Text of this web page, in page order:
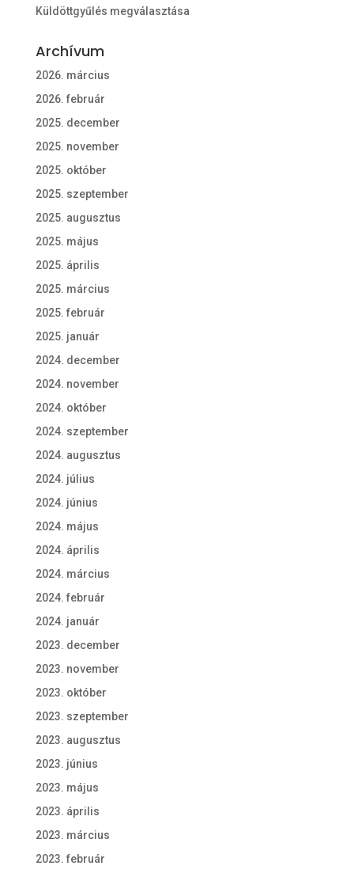
Küldöttgyűlés megválasztása
Archívum
2026. március
2026. február
2025. december
2025. november
2025. október
2025. szeptember
2025. augusztus
2025. május
2025. április
2025. március
2025. február
2025. január
2024. december
2024. november
2024. október
2024. szeptember
2024. augusztus
2024. július
2024. június
2024. május
2024. április
2024. március
2024. február
2024. január
2023. december
2023. november
2023. október
2023. szeptember
2023. augusztus
2023. június
2023. május
2023. április
2023. március
2023. február